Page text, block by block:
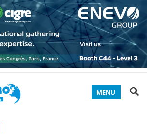
MENU